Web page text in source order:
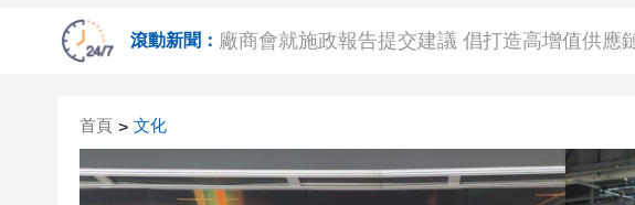
滾動新聞： 廠商會就施政報告提交建議 倡打造高增值供應
【來論】聲稱「熱愛香港」的羅奇 為何看不見
首頁 > 文化